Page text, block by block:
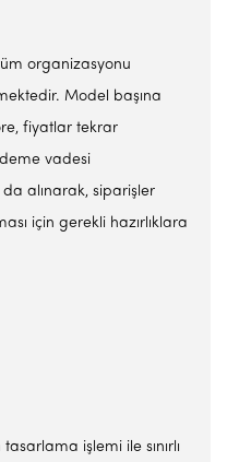
organizasyonu
Model başına
fiyatlar tekrar
vadesi
da alınarak, siparişler
için gerekli hazırlıklara
işlemi ile sınırlı